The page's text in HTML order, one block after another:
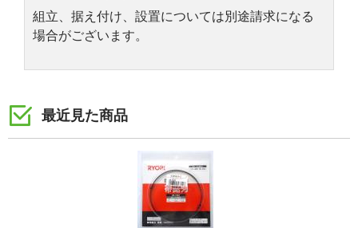
組立、据え付け、設置については別途請求になる
場合がございます。
最近見た商品